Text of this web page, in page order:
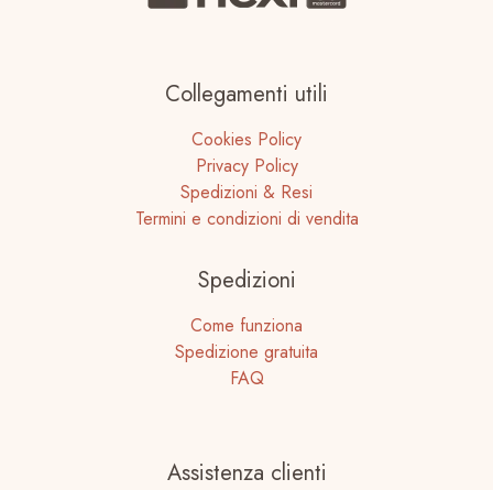
Collegamenti utili
Cookies Policy
Privacy Policy
Spedizioni & Resi
Termini e condizioni di vendita
Spedizioni
Come funziona
Spedizione gratuita
FAQ
Assistenza clienti